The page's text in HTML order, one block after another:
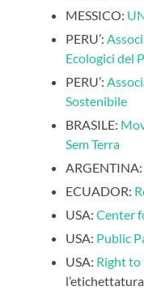
MESSICO:
PERU’:
Ecologici del
PERU’:
Sostenibile
BRASILE:
Sem Terra
ECUADOR:
USA:Center
USA: Public
USA: Right